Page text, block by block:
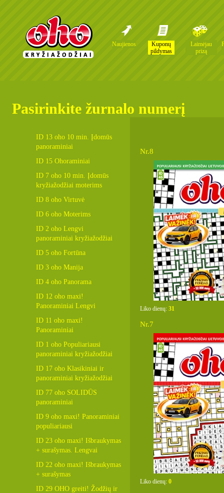
Naujienos
Kuponų
pildymas
Laimėjau
prizą
Pasirinkite žurnalo numerį
ID 13 oho 10 min. Įdomūs
panoraminiai
ID 15 Ohoraminiai
ID 7 oho 10 min. Įdomūs
kryžiažodžiai moterims
ID 8 oho Virtuvė
ID 6 oho Moterims
ID 2 oho Lengvi
panoraminiai kryžiažodžiai
ID 5 oho Fortūna
ID 3 oho Manija
ID 4 oho Panorama
ID 12 oho maxi!
Panoraminiai Lengvi
ID 11 oho maxi!
Panoraminiai
ID 1 oho Populiariausi
panoraminiai kryžiažodžiai
ID 17 oho Klasikiniai ir
panoraminiai kryžiažodžiai
ID 77 oho SOLIDŪS
panoraminiai
ID 9 oho maxi! Panoraminiai
populiariausi
ID 23 oho maxi! Išbraukymas
+ surašymas. Lengvai
ID 22 oho maxi! Išbraukymas
+ surašymas
ID 29 OHO greiti! Žodžių ir
Nr.8
Liko dienų: 31
Nr.7
Liko dienų: 0